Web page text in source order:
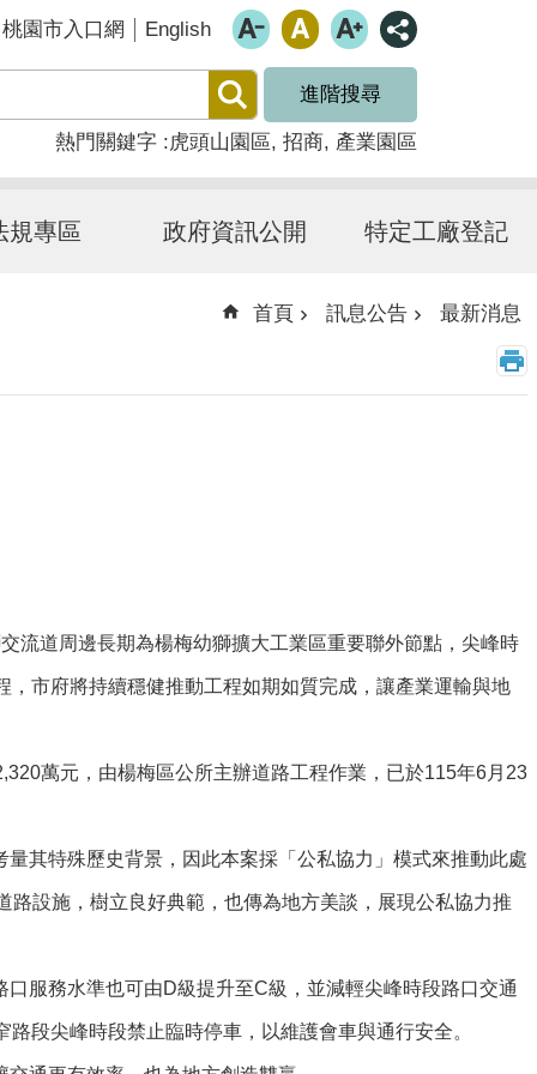
桃園市入口網 English
進階搜尋
熱門關鍵字 虎頭山園區 招商 產業園區
規專區 政府資訊公開 特定工廠登記
首頁 訊息公告 最新消息
流道周邊長期為楊梅幼獅擴大工業區重要聯外節點，尖峰時
市府將持續穩健推動工程如期如質完成，讓產業運輸與地
萬元，由楊梅區公所主辦道路工程作業，已於115年6月23
其特殊歷史背景，因此本案採「公私協力」模式來推動此處
設施，樹立良好典範，也傳為地方美談，展現公私協力推
服務水準也可由D級提升至C級，並減輕尖峰時段路口交通
段尖峰時段禁止臨時停車，以維護會車與通行安全。